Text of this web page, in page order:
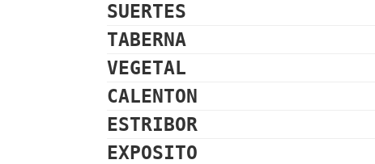
SUERTES
TABERNA
VEGETAL
CALENTON
ESTRIBOR
EXPOSITO